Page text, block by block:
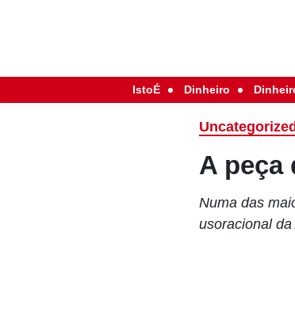
IstoÉ Dinheiro
Uncategorized
A peça
Numa das
usoracional